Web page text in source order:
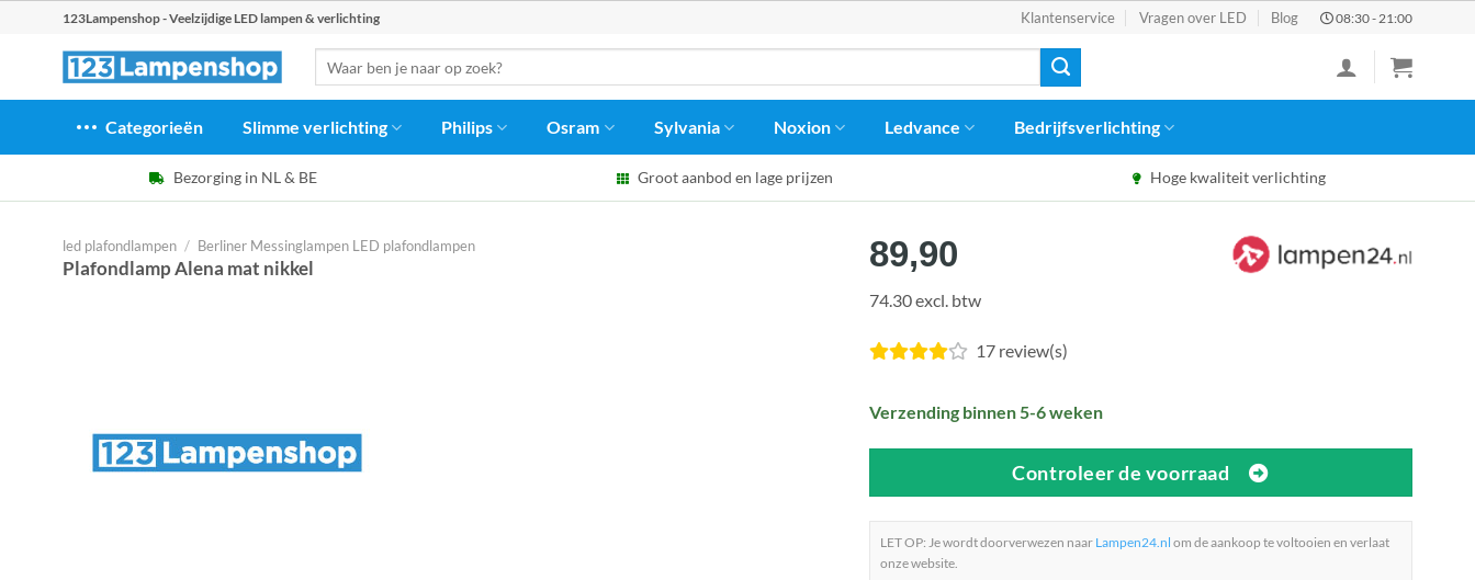
123Lampenshop - Veelzijdige LED lampen & verlichting Klantenservice Vragen over LED Blog 08:30 - 21:00
naar:
Categorieën Slimme verlichting Philips Osram Sylvania Noxion Ledvance Bedrijfsverlichting
Bezorging in NL & BE Groot aanbod en lage prijzen Hoge kwaliteit verlichting
led plafondlampen / Berliner Messinglampen LED plafondlampen
Plafondlamp Alena mat nikkel 89,90
74.30 excl. btw
17 review(s)
Verzending binnen 5-6 weken
Controleer de voorraad
LET OP: Je wordt doorverwezen naar Lampen24.nl om de aankoop te voltooien en verlaat
onze website.